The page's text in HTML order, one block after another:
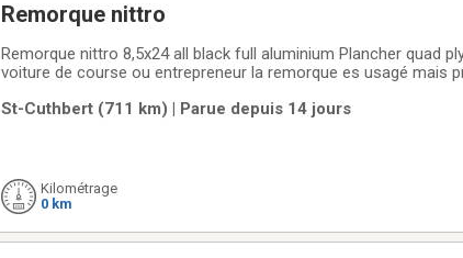
Remorque nittro
Remorque nittro 8,5x24 all black full aluminium Plancher quad
voiture de course ou entrepreneur la remorque es usagé mais
très propre le prix est
St-Cuthbert (711 km) | Parue depuis 14 jours
Kilométrage
0 km